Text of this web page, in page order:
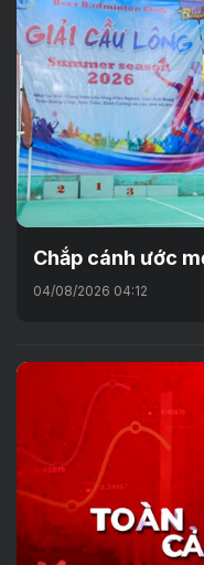
Chắp cánh ước
04/08/2026 04:12